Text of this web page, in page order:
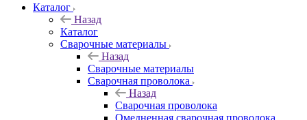
Каталог
Назад
Каталог
Сварочные материалы
Назад
Сварочные материалы
Сварочная проволока
Назад
Сварочная проволока
Омедненная сварочная проволока